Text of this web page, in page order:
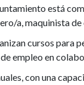
está
a, maquinista
cursos para
empleo en
con una